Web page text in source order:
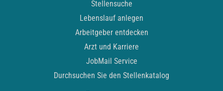
Stellensuche
Lebenslauf anlegen
Arbeitgeber entdecken
Arzt und Karriere
JobMail Service
Durchsuchen Sie den Stellenkatalog